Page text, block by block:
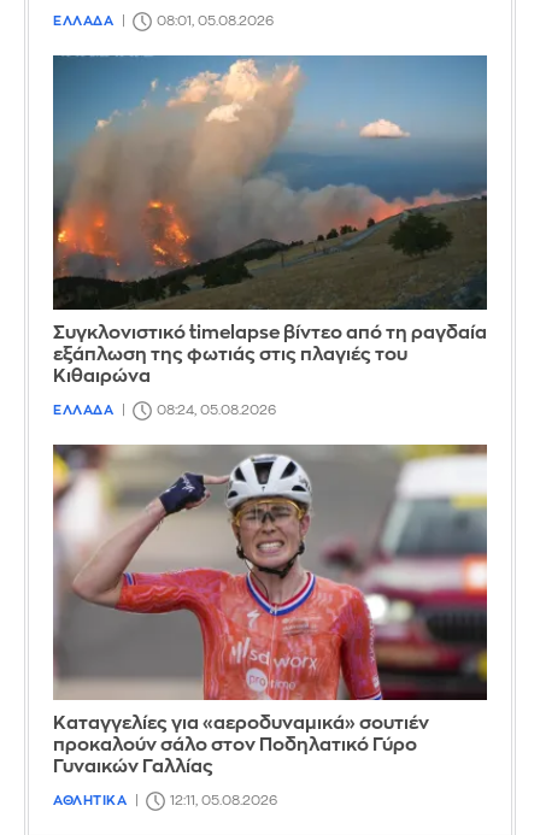
ΕΛΛΑΔΑ 08:01, 05.08.2026
Συγκλονιστικό timelapse βίντεο από τη ραγδαία
εξάπλωση της φωτιάς στις πλαγιές του
Κιθαιρώνα
ΕΛΛΑΔΑ 08:24, 05.08.2026
Καταγγελίες για «αεροδυναμικά» σουτιέν
προκαλούν σάλο στον Ποδηλατικό Γύρο
Γυναικών Γαλλίας
ΑΘΛΗΤΙΚΑ 12:11, 05.08.2026